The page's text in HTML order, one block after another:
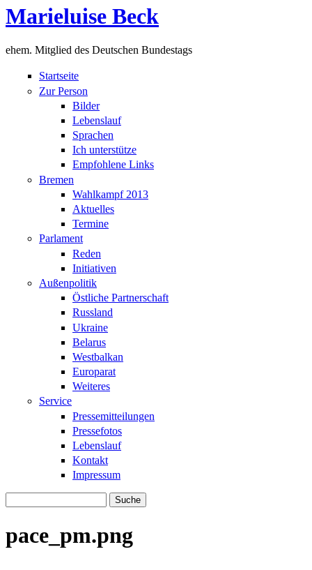
Marieluise Beck
ehem. Mitglied des Deutschen Bundestags
Startseite
Zur Person
Bilder
Lebenslauf
Sprachen
Ich unterstütze
Empfohlene Links
Bremen
Wahlkampf 2013
Aktuelles
Termine
Parlament
Reden
Initiativen
Außenpolitik
Östliche Partnerschaft
Russland
Ukraine
Belarus
Westbalkan
Europarat
Weiteres
Service
Pressemitteilungen
Pressefotos
Lebenslauf
Kontakt
Impressum
pace_pm.png